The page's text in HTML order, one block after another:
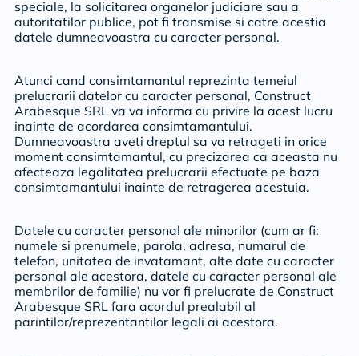
speciale, la solicitarea organelor judiciare sau a
autoritatilor publice, pot fi transmise si catre acestia
datele dumneavoastra cu caracter personal.
Atunci cand consimtamantul reprezinta temeiul
prelucrarii datelor cu caracter personal, Construct
Arabesque SRL va va informa cu privire la acest lucru
inainte de acordarea consimtamantului.
Dumneavoastra aveti dreptul sa va retrageti in orice
moment consimtamantul, cu precizarea ca aceasta nu
afecteaza legalitatea prelucrarii efectuate pe baza
consimtamantului inainte de retragerea acestuia.
Datele cu caracter personal ale minorilor (cum ar fi:
numele si prenumele, parola, adresa, numarul de
telefon, unitatea de invatamant, alte date cu caracter
personal ale acestora, datele cu caracter personal ale
membrilor de familie) nu vor fi prelucrate de Construct
Arabesque SRL fara acordul prealabil al
parintilor/reprezentantilor legali ai acestora.